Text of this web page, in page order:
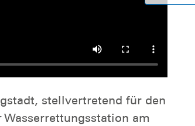
stellvertretend für den
am